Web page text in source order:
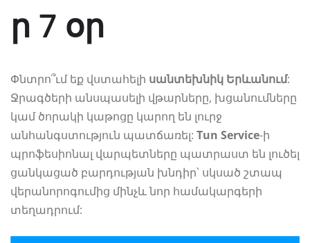
ր 7 օր
Փնտրո՞ւմ եք վստահելի սանտեխնիկ Երևանում:
Ջրագծերի անսպասելի վթարները, խցանումները
կամ ծորակի կաթոցը կարող են լուրջ
անհանգստություն պատճառել: Tun Service-ի
պրոֆեսիոնալ վարպետները պատրաստ են լուծել
ցանկացած բարդության խնդիր՝ սկսած շտապ
վերանորոգումից մինչև նոր համակարգերի
տեղադրում: